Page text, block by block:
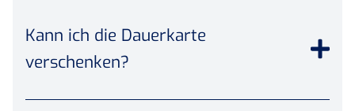
Kann ich die Dauerkarte
verschenken?